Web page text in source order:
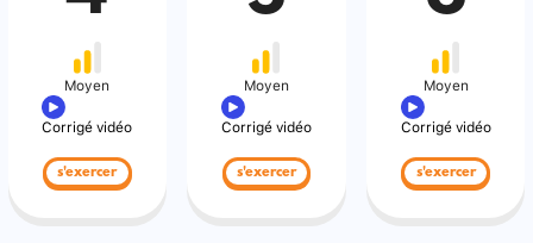
Moyen
Corrigé vidéo
s'exercer
Moyen
Corrigé vidéo
s'exercer
Moyen
Corrigé vidéo
s'exercer